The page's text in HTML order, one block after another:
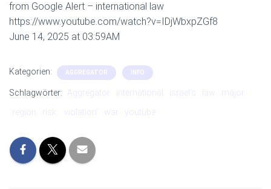
from Google Alert – international law
https://www.youtube.com/watch?v=IDjWbxpZGf8
June 14, 2025 at 03:59AM
Kategorien: AGGREGATOR INFO
Schlagwörter: Aggregator international israel’s law
major
region
violation‘ war youtube